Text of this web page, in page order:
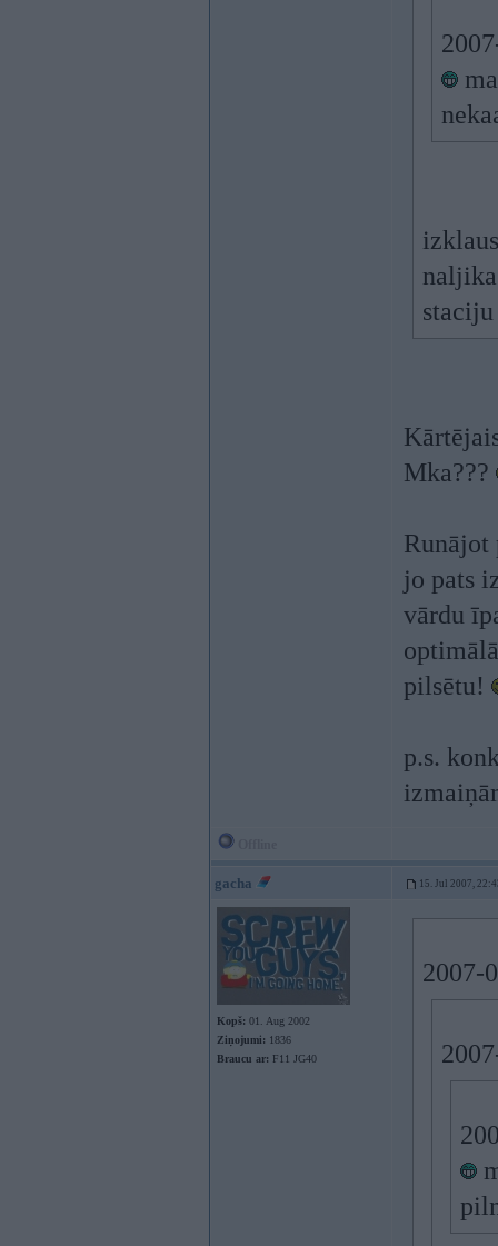
Mka???
Runājot
jo pats
vārdu
pilsētu!
p.s.
gacha 15. Jul 2007,
Kopš: 01. Aug 2002
Ziņojumi: 1836
Braucu ar: F11 JG40
2007-